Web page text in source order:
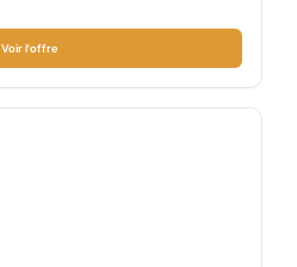
Voir l'offre